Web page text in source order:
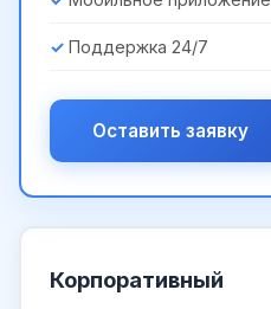
Поддержка 24/7
Оставить заявку
Корпоративный